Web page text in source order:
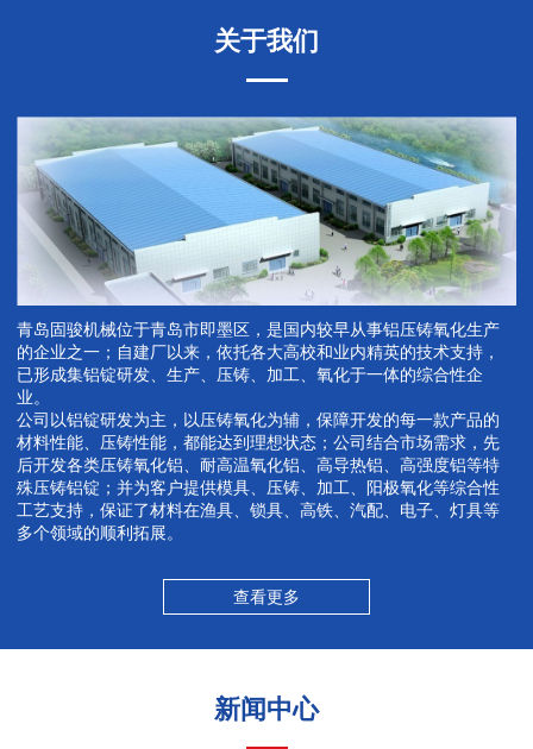
关于我们
青岛固骏机械位于青岛市即墨区，是国内较早从事铝压铸氧化生产
的企业之一；自建厂以来，依托各大高校和业内精英的技术支持，
已形成集铝锭研发、生产、压铸、加工、氧化于一体的综合性企
业。
公司以铝锭研发为主，以压铸氧化为辅，保障开发的每一款产品的
材料性能、压铸性能，都能达到理想状态；公司结合市场需求，先
后开发各类压铸氧化铝、耐高温氧化铝、高导热铝、高强度铝等特
殊压铸铝锭；并为客户提供模具、压铸、加工、阳极氧化等综合性
工艺支持，保证了材料在渔具、锁具、高铁、汽配、电子、灯具等
多个领域的顺利拓展。
查看更多
新闻中心